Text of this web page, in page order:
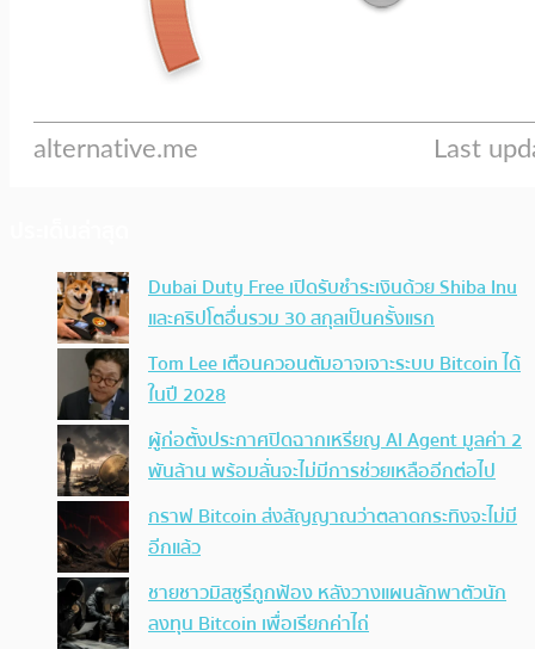
Dubai Duty Free เปิดรับชำระเงินด้วย Shiba Inu
และคริปโตอื่นรวม 30 สกุลเป็นครั้งแรก
Tom Lee เตือนควอนตัมอาจเจาะระบบ Bitcoin ได้
ในปี 2028
ผู้ก่อตั้งประกาศปิดฉากเหรียญ AI Agent มูลค่า 2
พันล้าน พร้อมลั่นจะไม่มีการช่วยเหลืออีกต่อไป
กราฟ Bitcoin ส่งสัญญาณว่าตลาดกระทิงจะไม่มี
อีกแล้ว
ชายชาวมิสซูรีถูกฟ้อง หลังวางแผนลักพาตัวนัก
ลงทุน Bitcoin เพื่อเรียกค่าไถ่